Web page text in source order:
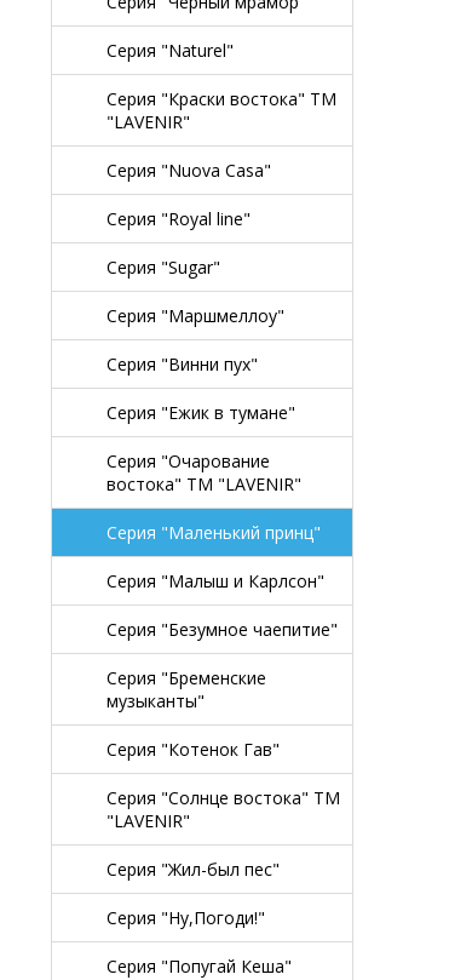
Серия "Naturel"
Серия "Краски востока" TM
"LAVENIR"
Серия "Nuova Casa"
Серия "Royal line"
Серия "Sugar"
Серия "Маршмеллоу"
Серия "Винни пух"
Серия "Ежик в тумане"
Серия "Очарование
востока" TM "LAVENIR"
Серия "Маленький принц"
Серия "Малыш и Карлсон"
Серия "Безумное чаепитие"
Серия "Бременские
музыканты"
Серия "Котенок Гав"
Серия "Солнце востока" TM
"LAVENIR"
Серия "Жил-был пес"
Серия "Ну,Погоди!"
Серия "Попугай Кеша"